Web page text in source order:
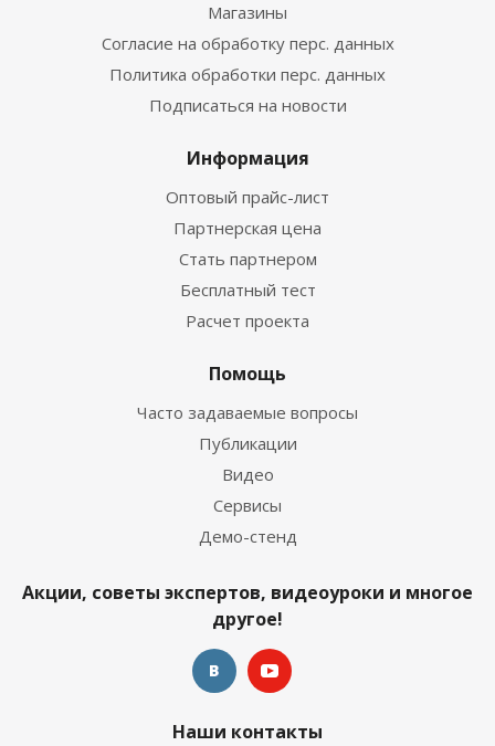
Магазины
Согласие на обработку перс. данных
Политика обработки перс. данных
Подписаться на новости
Информация
Оптовый прайс-лист
Партнерская цена
Стать партнером
Бесплатный тест
Расчет проекта
Помощь
Часто задаваемые вопросы
Публикации
Видео
Сервисы
Демо-стенд
Акции, советы экспертов, видеоуроки и многое
другое!
Наши контакты